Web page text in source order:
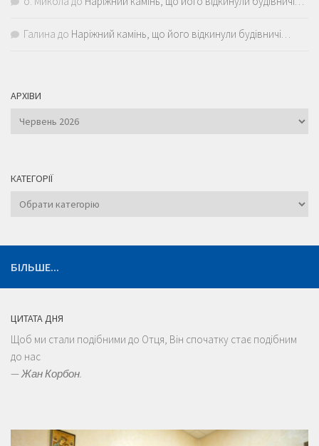
Галина до Наріжний камінь, що його відкинули будівничі…
АРХІВИ
Архіви
КАТЕГОРІЇ
Категорії
БІЛЬШЕ...
ЦИТАТА ДНЯ
Щоб ми стали подібними до Отця, Він спочатку стає подібним
до нас
—Жан Корбон.